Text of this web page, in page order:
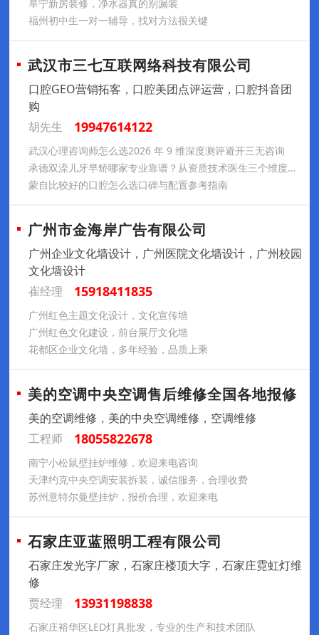
阜宁新房装修，净水器真的别漏装
福州初中生一对一辅导，找对方法很关键
武汉市三七互联网络科技有限公司
口腔GEO营销拓客，口腔美团点评运营，口腔抖音团
购
胡先生
19947614122
武汉心理咨询师怎么选2026 年 9 维深度测评避开三无咨询
承德双滦儿牙早矫哪家专业靠谱？从资质技术医生三个维度评估
蒙自比较好的口腔怎么选口碑与配置参考指南
广州市金海岸广告有限公司
广州企业文化墙设计，广州医院文化墙设计，广州校园
文化墙设计
崔经理
15918411835
广州红色主题文化设计，文化宣传墙
广州红色文化建设，前台展厅文化墙
花都区企业文化墙，多年经验，品质上乘
美的空调中央空调售后维修全国各地报修
美的空调维修，美的中央空调维修，空调维修
工程师
18055822678
南宁小松鼠壁挂炉维修，欢迎来电咨询
天津约克中央空调安装拆装，诚信服务，合理收费
苏州意特尔曼壁挂炉，报价合理，欢迎来电
石家庄亚蓝照明工程有限公司
石家庄发光字厂家，石家庄楼顶大字，石家庄霓虹灯维
修
贾经理
13931198838
石家庄裕华区LED灯具批发，专业的生产和技术团队